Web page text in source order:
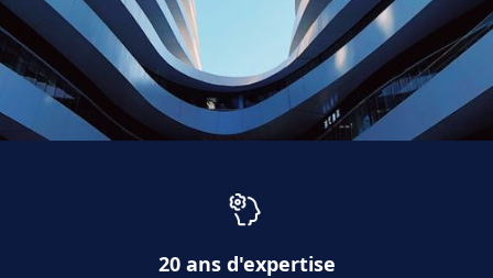
20 ans d'expertise